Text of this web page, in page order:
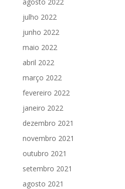
julho 2022
junho 2022
maio 2022
abril 2022
março 2022
fevereiro 2022
janeiro 2022
dezembro 2021
novembro 2021
outubro 2021
setembro 2021
agosto 2021